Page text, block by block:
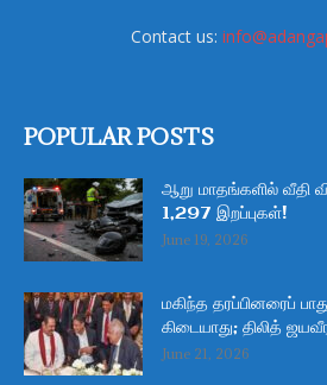
Contact us:
POPULAR POSTS
ஆறு மாதங்களில் வீதி
1,297 இறப்புகள்!
June 19, 2026
மகிந்த தரப்பினரைப்
கிடையாது; திலித்
June 21, 2026